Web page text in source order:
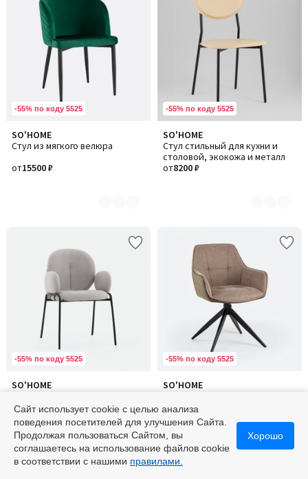
-55% по коду 5525
SO'HOME
Стул из мягкого велюра
от15500 ₽
Количество
цветов:
-55% по коду 5525
SO'HOME
Стул стильный для кухни и
столовой, экокожа и металл
от8200 ₽
Количество
цветов:
3
-55% по коду 5525
SO'HOME
обивкой из букле
30000 ₽
Количество
2
-55% по коду 5525
SO'HOME
возвратным механизмом,
экокожей
35200 ₽
Сайт использует cookie с целью анализа
поведения посетителей для улучшения Сайта.
Продолжая пользоваться Сайтом, вы
соглашаетесь на использование файлов cookie
в соответствии с нашими правилами.
Хорошо